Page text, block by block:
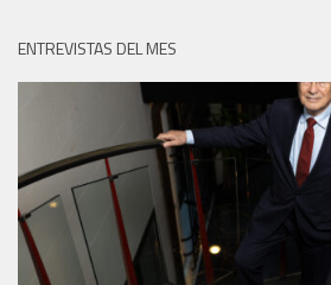
ENTREVISTAS DEL MES